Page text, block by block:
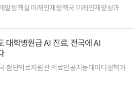
발정책실 미래인재정책국 미래인재양성과
대학병원급 AI 진료, 전국에 AI
첨단의료지원관 의료인공지능데이터정책과